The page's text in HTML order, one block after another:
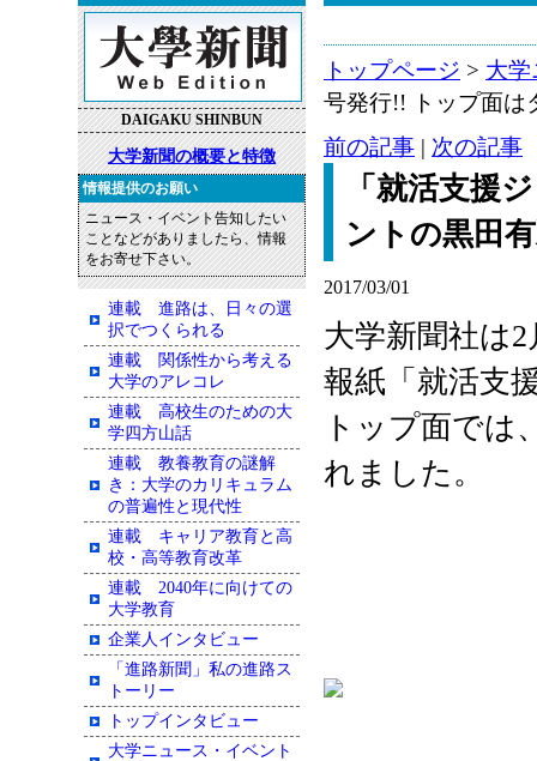
DAIGAKU SHINBUN
トップページ > 大学
号発行!! トップ面は
前の記事 | 次の記事
「就活支援
ントの黒田
2017/03/01
大学新聞社は
報紙「就活支
トップ面では
れました。
大学新聞の概要と特徴
情報提供のお願い
ニュース・イベント告知したい
ことなどがありましたら、情報
をお寄せ下さい。
連載 進路は、日々の選
択でつくられる
連載 関係性から考える
大学のアレコレ
連載 高校生のための大
学四方山話
連載 教養教育の謎解
き：大学のカリキュラム
の普遍性と現代性
連載 キャリア教育と高
校・高等教育改革
連載 2040年に向けての
大学教育
企業人インタビュー
「進路新聞」私の進路ス
トーリー
トップインタビュー
大学ニュース・イベント